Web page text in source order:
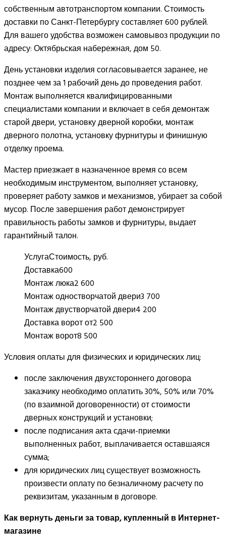
собственным автотранспортом компании. Стоимость
доставки по Санкт-Петербургу составляет 600 рублей.
Для вашего удобства возможен самовывоз продукции по
адресу: Октябрьская набережная, дом 50.
День установки изделия согласовывается заранее, не
позднее чем за 1 рабочий день до проведения работ.
Монтаж выполняется квалифицированными
специалистами компании и включает в себя демонтаж
старой двери, установку дверной коробки, монтаж
дверного полотна, установку фурнитуры и финишную
отделку проема.
Мастер приезжает в назначенное время со всем
необходимым инструментом, выполняет установку,
проверяет работу замков и механизмов, убирает за собой
мусор. После завершения работ демонстрирует
правильность работы замков и фурнитуры, выдает
гарантийный талон.
УслугаСтоимость, руб.
Доставка600
Монтаж люка2 600
Монтаж одностворчатой двери3 700
Монтаж двустворчатой двери4 200
Доставка ворот от2 500
Монтаж ворот8 500
Условия оплаты для физических и юридических лиц:
после заключения двухстороннего договора
заказчику необходимо оплатить 30%, 50% или 70%
(по взаимной договоренности) от стоимости
дверных конструкций и установки;
после подписания акта сдачи-приемки
выполненных работ, выплачивается оставшаяся
сумма;
для юридических лиц существует возможность
произвести оплату по безналичному расчету по
реквизитам, указанным в договоре.
Как вернуть деньги за товар, купленный в Интернет-
магазине